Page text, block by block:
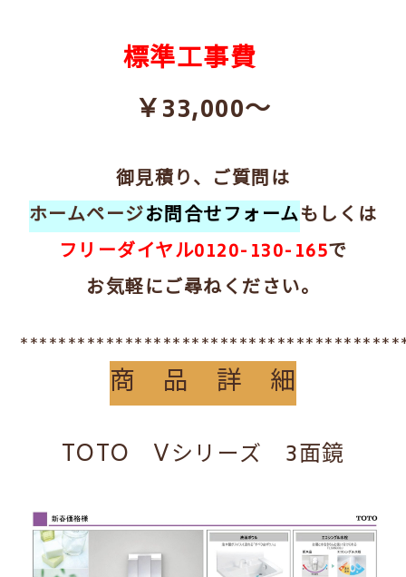
標準工事費
￥33,000～
御見積り、ご質問は
ホームページお問合せフォームもしくは
フリーダイヤル0120-130-165で
お気軽にご尋ねください。
商 品 詳 細
TOTO Vシリーズ 3面鏡